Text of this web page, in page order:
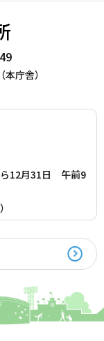
庁舎）
ら12月31日 午前9